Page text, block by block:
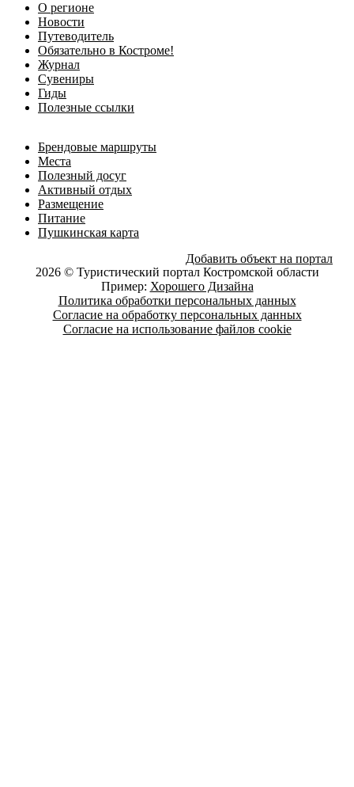
О регионе
Новости
Путеводитель
Обязательно в Костроме!
Журнал
Сувениры
Гиды
Полезные ссылки
Брендовые маршруты
Места
Полезный досуг
Активный отдых
Размещение
Питание
Пушкинская карта
Добавить объект на портал
2026 © Туристический портал Костромской области
Пример: Хорошего Дизайна
Политика обработки персональных данных
Согласие на обработку персональных данных
Согласие на использование файлов cookie